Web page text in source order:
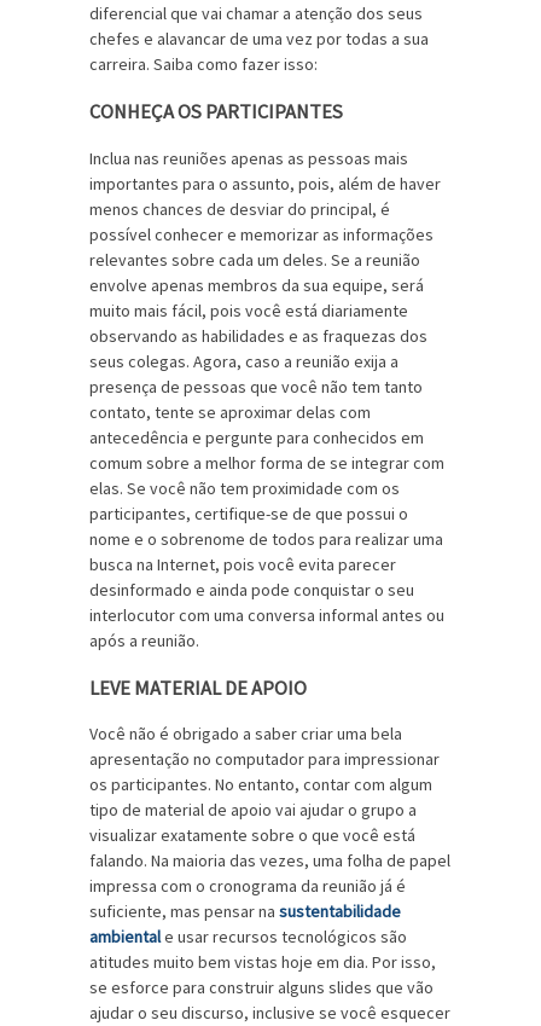
diferencial que vai chamar a atenção dos seus
chefes e alavancar de uma vez por todas a sua
carreira. Saiba como fazer isso:
CONHEÇA OS PARTICIPANTES
Inclua nas reuniões apenas as pessoas mais
importantes para o assunto, pois, além de haver
menos chances de desviar do principal, é
possível conhecer e memorizar as informações
relevantes sobre cada um deles. Se a reunião
envolve apenas membros da sua equipe, será
muito mais fácil, pois você está diariamente
observando as habilidades e as fraquezas dos
seus colegas. Agora, caso a reunião exija a
presença de pessoas que você não tem tanto
contato, tente se aproximar delas com
antecedência e pergunte para conhecidos em
comum sobre a melhor forma de se integrar com
elas. Se você não tem proximidade com os
participantes, certifique-se de que possui o
nome e o sobrenome de todos para realizar uma
busca na Internet, pois você evita parecer
desinformado e ainda pode conquistar o seu
interlocutor com uma conversa informal antes ou
após a reunião.
LEVE MATERIAL DE APOIO
Você não é obrigado a saber criar uma bela
apresentação no computador para impressionar
os participantes. No entanto, contar com algum
tipo de material de apoio vai ajudar o grupo a
visualizar exatamente sobre o que você está
falando. Na maioria das vezes, uma folha de papel
impressa com o cronograma da reunião já é
suficiente, mas pensar na sustentabilidade
ambientale usar recursos tecnológicos são
atitudes muito bem vistas hoje em dia. Por isso,
se esforce para construir alguns slides que vão
ajudar o seu discurso, inclusive se você esquecer